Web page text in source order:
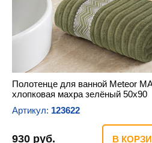
Полотенце для ванной Meteor
хлопковая махра зелёный 50х90
Артикул: 123622
930 руб. В